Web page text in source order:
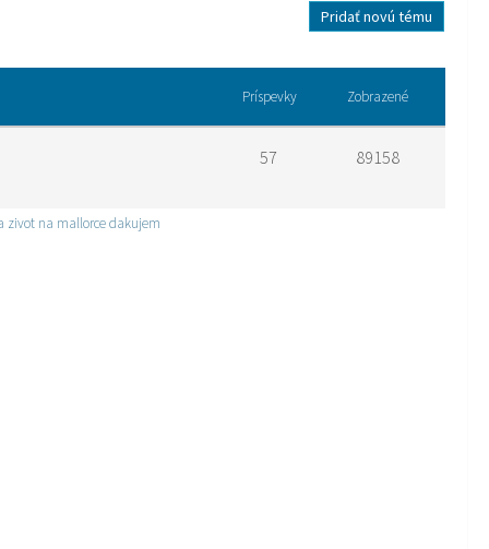
Pridať novú tému
Zobrazené
Príspevky
89158
57
zivot na mallorce dakujem